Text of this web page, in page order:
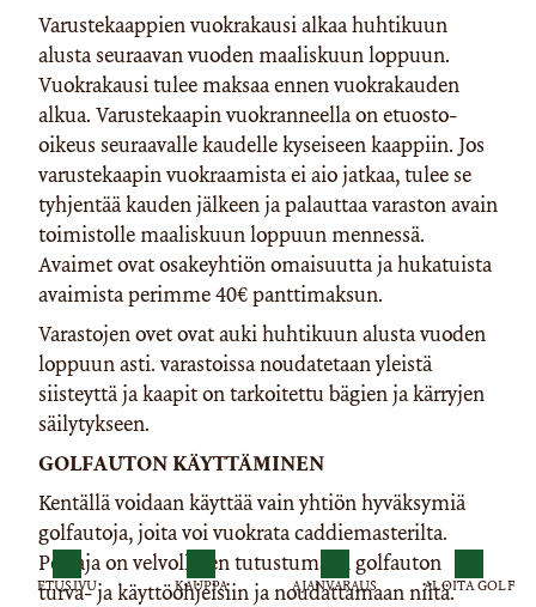
ETUSIVU KAUPPA AJANVARAUS ALOITA GOLF
Varustekaappien vuokrakausi alkaa huhtikuun
alusta seuraavan vuoden maaliskuun loppuun.
Vuokrakausi tulee maksaa ennen vuokrakauden
alkua. Varustekaapin vuokranneella on etuosto-
oikeus seuraavalle kaudelle kyseiseen kaappiin. Jos
varustekaapin vuokraamista ei aio jatkaa, tulee se
tyhjentää kauden jälkeen ja palauttaa varaston avain
toimistolle maaliskuun loppuun mennessä.
Avaimet ovat osakeyhtiön omaisuutta ja hukatuista
avaimista perimme 40€ panttimaksun.
Varastojen ovet ovat auki huhtikuun alusta vuoden
loppuun asti. varastoissa noudatetaan yleistä
siisteyttä ja kaapit on tarkoitettu bägien ja kärryjen
säilytykseen.
GOLFAUTON KÄYTTÄMINEN
Kentällä voidaan käyttää vain yhtiön hyväksymiä
golfautoja, joita voi vuokrata caddiemasterilta.
Pelaaja on velvollinen tutustumaan golfauton
turva- ja käyttöohjeisiin ja noudattamaan niitä.